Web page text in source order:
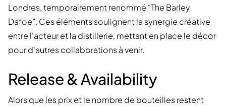
Londres, temporairement renommé “The Barley
Dafoe”. Ces éléments soulignent la synergie créative
entre l'acteur et la distillerie, mettant en place le décor
pour d'autres collaborations à venir.
Release & Availability
Alors que les prix et le nombre de bouteilles restent